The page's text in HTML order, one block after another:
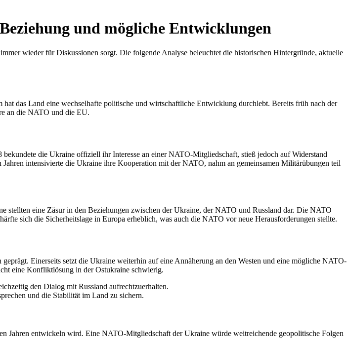
und mögliche Entwicklungen
wieder für Diskussionen sorgt. Die folgende Analyse beleuchtet die historischen Hintergründe, aktuelle
das Land eine wechselhafte politische und wirtschaftliche Entwicklung durchlebt. Bereits früh nach der
an die NATO und die EU.
die Ukraine offiziell ihr Interesse an einer NATO-Mitgliedschaft, stieß jedoch auf Widerstand
intensivierte die Ukraine ihre Kooperation mit der NATO, nahm an gemeinsamen Militärübungen teil
eine Zäsur in den Beziehungen zwischen der Ukraine, der NATO und Russland dar. Die NATO
sich die Sicherheitslage in Europa erheblich, was auch die NATO vor neue Herausforderungen stellte.
Einerseits setzt die Ukraine weiterhin auf eine Annäherung an den Westen und eine mögliche NATO-
eine Konfliktlösung in der Ostukraine schwierig.
den Dialog mit Russland aufrechtzuerhalten.
und die Stabilität im Land zu sichern.
Jahren entwickeln wird. Eine NATO-Mitgliedschaft der Ukraine würde weitreichende geopolitische Folgen